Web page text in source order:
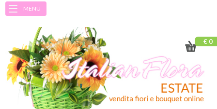
MENU
€ 0